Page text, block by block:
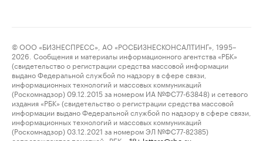
© ООО «БИЗНЕСПРЕСС», АО «РОСБИЗНЕСКОНСАЛТИНГ», 1995–
2026. Сообщения и материалы информационного агентства «РБК»
(свидетельство о регистрации средства массовой информации
выдано Федеральной службой по надзору в сфере связи,
информационных технологий и массовых коммуникаций
(Роскомнадзор) 09.12.2015 за номером ИА №ФС77-63848) и сетевого
издания «РБК» (свидетельство о регистрации средства массовой
информации выдано Федеральной службой по надзору в сфере связи,
информационных технологий и массовых коммуникаций
(Роскомнадзор) 03.12.2021 за номером ЭЛ №ФС77-82385)